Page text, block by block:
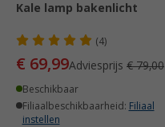
Kale lamp bakenlicht
(4)
€ 69,99Adviesprijs € 79,00
Beschikbaar
Filiaalbeschikbaarheid: Filiaal
instellen